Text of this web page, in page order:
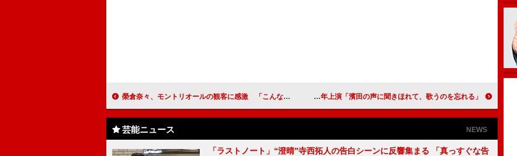
榮倉奈々、モントリオールの観客に感激 「こんな経験ができたのは、この映画のおかげ」 「濱田の声に聞きほれて、歌うのを忘れる」と田代 ミュージカル版「俺たちに明日はない」が来年上演
芸能ニュース NEWS
「ラストノート」“澄晴”寺西拓人の告白シーンに反響集まる 「真っすぐな告